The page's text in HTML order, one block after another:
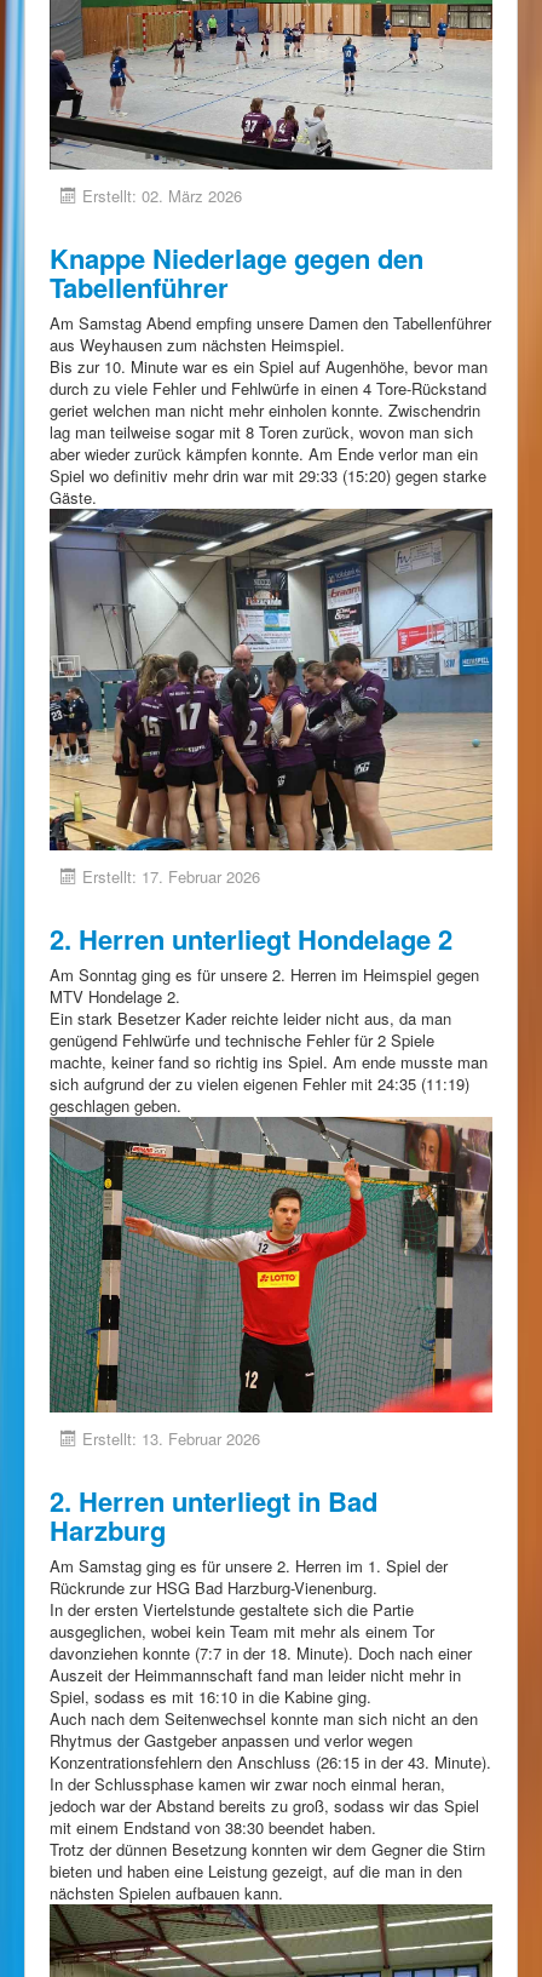
Erstellt: 02. März 2026
Knappe Niederlage gegen den
Tabellenführer
Am Samstag Abend empfing unsere Damen den Tabellenführer
aus Weyhausen zum nächsten Heimspiel.
Bis zur 10. Minute war es ein Spiel auf Augenhöhe, bevor man
durch zu viele Fehler und Fehlwürfe in einen 4 Tore-Rückstand
geriet welchen man nicht mehr einholen konnte. Zwischendrin
lag man teilweise sogar mit 8 Toren zurück, wovon man sich
aber wieder zurück kämpfen konnte. Am Ende verlor man ein
Spiel wo definitiv mehr drin war mit 29:33 (15:20) gegen starke
Gäste.
Erstellt: 17. Februar 2026
2. Herren unterliegt Hondelage 2
Am Sonntag ging es für unsere 2. Herren im Heimspiel gegen
MTV Hondelage 2.
Ein stark Besetzer Kader reichte leider nicht aus, da man
genügend Fehlwürfe und technische Fehler für 2 Spiele
machte, keiner fand so richtig ins Spiel. Am ende musste man
sich aufgrund der zu vielen eigenen Fehler mit 24:35 (11:19)
geschlagen geben.
Erstellt: 13. Februar 2026
2. Herren unterliegt in Bad
Harzburg
Am Samstag ging es für unsere 2. Herren im 1. Spiel der
Rückrunde zur HSG Bad Harzburg-Vienenburg.
In der ersten Viertelstunde gestaltete sich die Partie
ausgeglichen, wobei kein Team mit mehr als einem Tor
davonziehen konnte (7:7 in der 18. Minute). Doch nach einer
Auszeit der Heimmannschaft fand man leider nicht mehr in
Spiel, sodass es mit 16:10 in die Kabine ging.
Auch nach dem Seitenwechsel konnte man sich nicht an den
Rhytmus der Gastgeber anpassen und verlor wegen
Konzentrationsfehlern den Anschluss (26:15 in der 43. Minute).
In der Schlussphase kamen wir zwar noch einmal heran,
jedoch war der Abstand bereits zu groß, sodass wir das Spiel
mit einem Endstand von 38:30 beendet haben.
Trotz der dünnen Besetzung konnten wir dem Gegner die Stirn
bieten und haben eine Leistung gezeigt, auf die man in den
nächsten Spielen aufbauen kann.